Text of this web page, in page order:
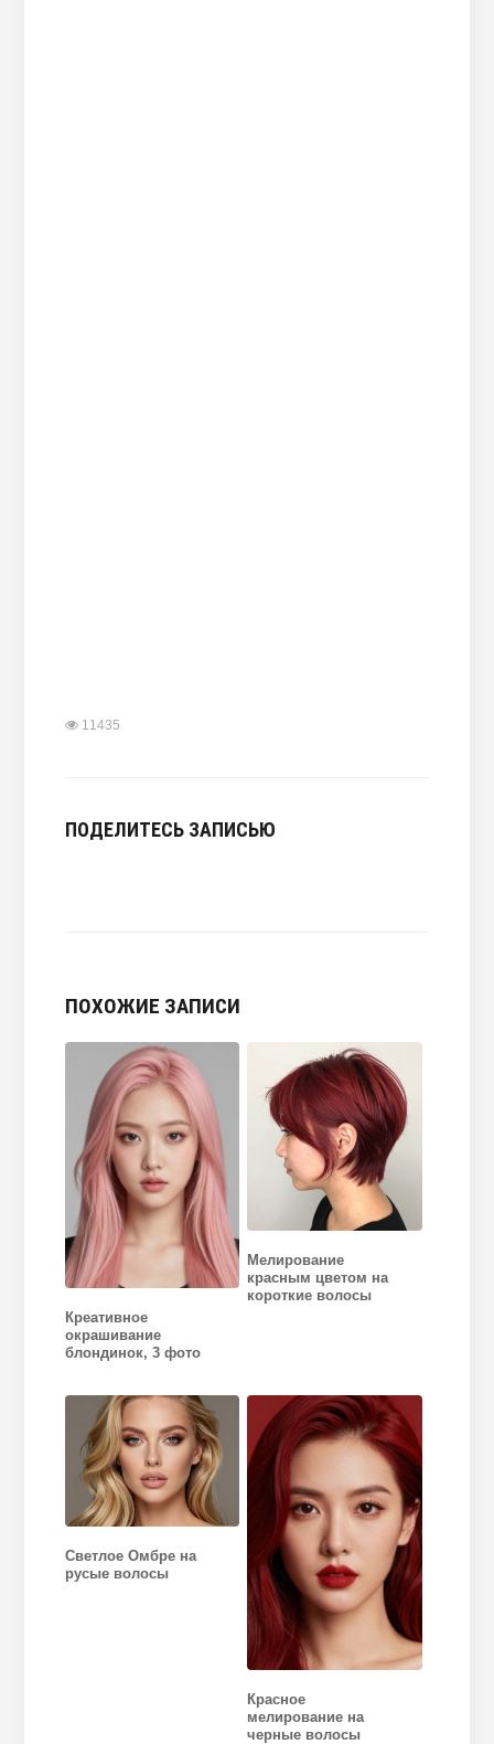
11435
ПОДЕЛИТЕСЬ ЗАПИСЬЮ
ПОХОЖИЕ ЗАПИСИ
Креативное
окрашивание
блондинок, 3 фото
Мелирование
красным цветом на
короткие волосы
Светлое Омбре на
русые волосы
Красное
мелирование на
черные волосы